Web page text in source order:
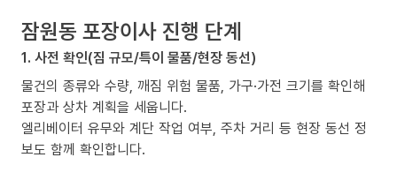
잠원동 포장이사 진행 단계
1. 사전 확인(짐 규모/특이 물품/현장 동선)
물건의 종류와 수량, 깨짐 위험 물품, 가구·가전 크기를 확인해
포장과 상차 계획을 세웁니다.
엘리베이터 유무와 계단 작업 여부, 주차 거리 등 현장 동선 정
보도 함께 확인합니다.